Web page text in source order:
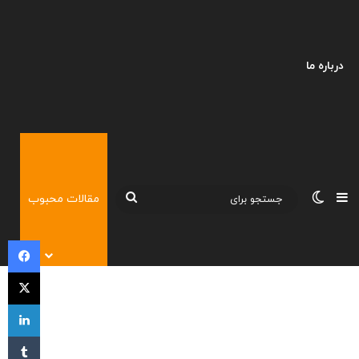
درباره ما
نوارکناریتغییر پوسته
جستجومقالات محبوب